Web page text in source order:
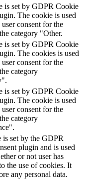
is set by GDPR Cookie
The cookie is used
user consent for the
category "Other.
is set by GDPR Cookie
The cookies is used
user consent for the
category
is set by GDPR Cookie
The cookie is used
user consent for the
category
is set by the GDPR
plugin and is used
or not user has
the use of cookies. It
any personal data.